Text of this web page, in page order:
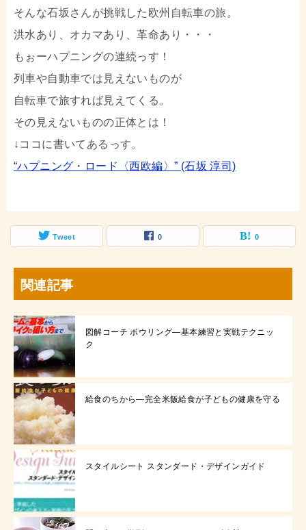
そんな石坂さんが挑戦した欧州自転車の旅。
洪水あり、オカマあり、革命あり・・・
もぉーハプニングの連続っす！
列車や自動車では見えないものが
自転車で旅すれば見えてくる。
その見えないものの正体とは！
↓ココに書いてあるっす。
“ハプニング・ロード〈西欧編〉” (石坂 淳司)
Tweet 0 0
関連記事
図解コーチ ボウリング—基本練習と実戦テクニッ
ク
給食のちから―完全米飯給食が子どもの健康を守る
スタイルシート スタンダード・デザインガイド